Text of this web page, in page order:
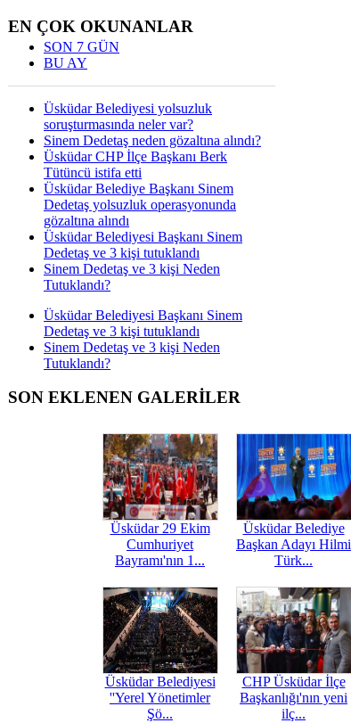
EN ÇOK OKUNANLAR
SON 7 GÜN
BU AY
Üsküdar Belediyesi yolsuzluk
soruşturmasında neler var?
Sinem Dedetaş neden gözaltına alındı?
Üsküdar CHP İlçe Başkanı Berk
Tütüncü istifa etti
Üsküdar Belediye Başkanı Sinem
Dedetaş yolsuzluk operasyonunda
gözaltına alındı
Üsküdar Belediyesi Başkanı Sinem
Dedetaş ve 3 kişi tutuklandı
Sinem Dedetaş ve 3 kişi Neden
Tutuklandı?
Üsküdar Belediyesi Başkanı Sinem
Dedetaş ve 3 kişi tutuklandı
Sinem Dedetaş ve 3 kişi Neden
Tutuklandı?
SON EKLENEN GALERİLER
Üsküdar 29 Ekim
Cumhuriyet
Bayramı'nın 1...
Üsküdar Belediye
Başkan Adayı Hilmi
Türk...
Üsküdar Belediyesi
''Yerel Yönetimler
Şö...
CHP Üsküdar İlçe
Başkanlığı'nın yeni
ilç...